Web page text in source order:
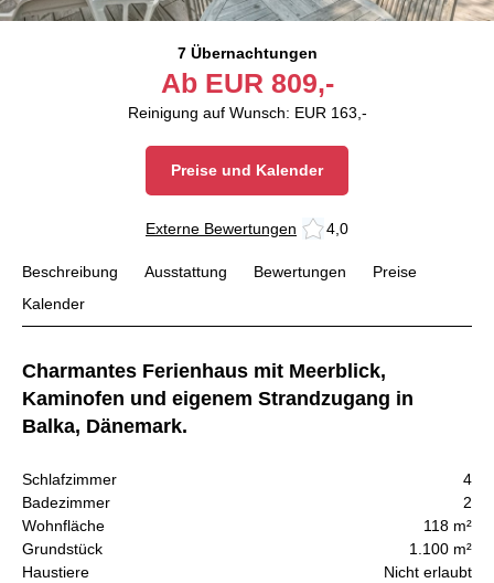
7 Übernachtungen
Ab EUR 809,-
Reinigung auf Wunsch: EUR 163,-
Preise und Kalender
Externe Bewertungen 4,0
Beschreibung Ausstattung Bewertungen
Preise
Kalender
Charmantes Ferienhaus mit Meerblick,
Kaminofen und eigenem Strandzugang in
Balka, Dänemark.
Schlafzimmer
4
Badezimmer
2
Wohnfläche
118 m²
Grundstück
1.100 m²
Haustiere
Nicht erlaubt